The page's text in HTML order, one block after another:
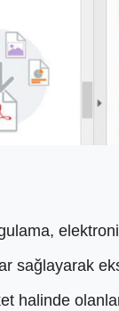
halinde